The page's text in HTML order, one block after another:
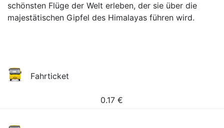
schönsten Flüge der Welt erleben, der sie über die
majestätischen Gipfel des Himalayas führen wird.
Fahrticket
0.17 €